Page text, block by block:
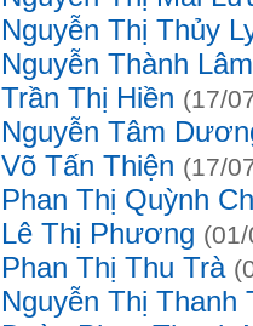
Nguyễn Thị Thủy
Nguyễn Thành Lâm
Trần Thị Hiền (17/
Nguyễn Tâm
Võ Tấn Thiện (17/
Phan Thị Quỳnh
Lê Thị Phương
Phan Thị Thu Trà
Nguyễn Thị Thanh